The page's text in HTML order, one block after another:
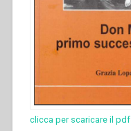
clicca per scaricare il pdf